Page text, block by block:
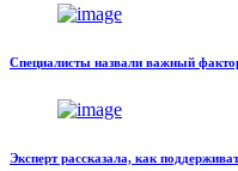
Специалисты назвали важный
Эксперт рассказала, как